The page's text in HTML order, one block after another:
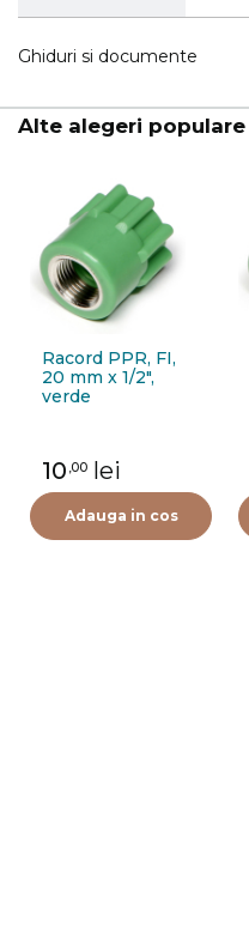
Ghiduri si documente
Alte alegeri populare
Racord PPR, FI,
20 mm x 1/2",
verde
10 ,00 lei
Adauga in cos